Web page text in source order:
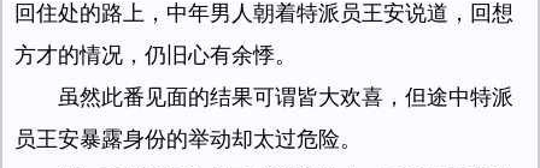
回住处的路上，中年男人朝着特派员王安说道，回想
方才的情况，仍旧心有余悸。
虽然此番见面的结果可谓皆大欢喜，但途中特派
员王安暴露身份的举动却太过危险。